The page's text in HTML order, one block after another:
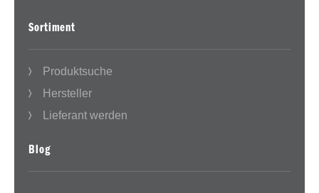
Sortiment
Produktsuche
Hersteller
Lieferant werden
Blog